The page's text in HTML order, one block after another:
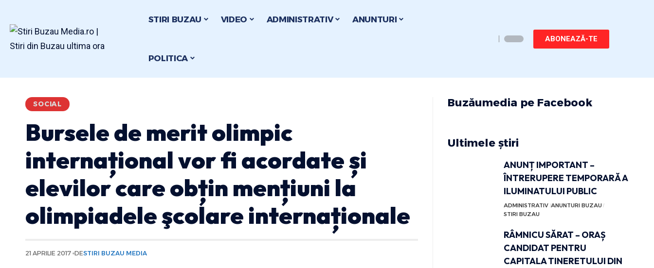
STIRI BUZAU VIDEO ADMINISTRATIV ANUNTURI
POLITICA
ABONEAZĂ-TE
SOCIAL
Bursele de merit olimpic
internațional vor fi acordate și
elevilor care obțin mențiuni la
olimpiadele şcolare internaționale
21 APRILIE 2017 DESTIRI BUZAU MEDIA
Buzăumedia pe Facebook
Ultimele știri
ANUNȚ IMPORTANT –
ÎNTRERUPERE TEMPORARĂ A
ILUMINATULUI PUBLIC
ADMINISTRATIV ANUNTURI BUZAU
STIRI BUZAU
RÂMNICU SĂRAT – ORAȘ
CANDIDAT PENTRU
CAPITALA TINERETULUI DIN